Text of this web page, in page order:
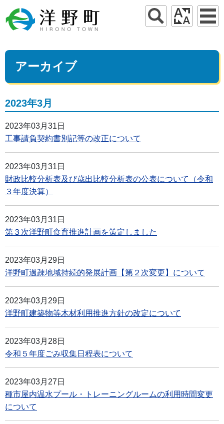
アーカイブ
2023年3月
2023年03月31日
工事請負契約書別記等の改正について
2023年03月31日
財政比較分析表及び歳出比較分析表の公表について（令和
３年度決算）
2023年03月31日
第３次洋野町食育推進計画を策定しました
2023年03月29日
洋野町過疎地域持続的発展計画【第２次変更】について
2023年03月29日
洋野町建築物等木材利用推進方針の改定について
2023年03月28日
令和５年度ごみ収集日程表について
2023年03月27日
種市屋内温水プール・トレーニングルームの利用時間変更
について